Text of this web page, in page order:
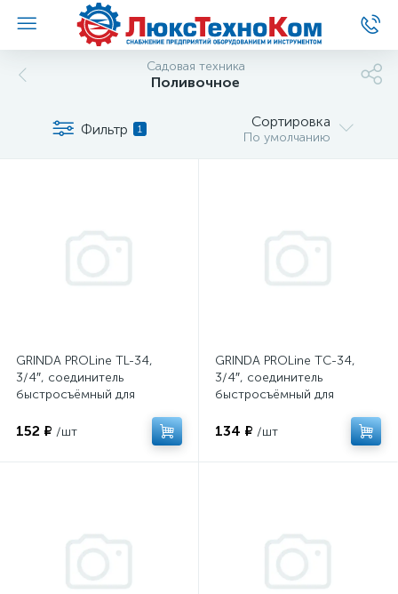
Садовая техника
Поливочное
Фильтр 1 Сортировка
По умолчанию
GRINDA PROLine TL-34,
3/4″, соединитель
быстросъёмный для
механизмом, из удароп
152 ₽ /шт
GRINDA PROLine TC-34,
3/4″, соединитель
быстросъёмный для
пластика с TPR
134 ₽ /шт